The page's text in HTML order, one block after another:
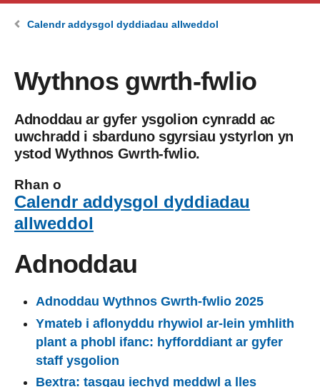
Calendr addysgol dyddiadau allweddol
Wythnos gwrth-fwlio
Adnoddau ar gyfer ysgolion cynradd ac
uwchradd i sbarduno sgyrsiau ystyrlon yn
ystod Wythnos Gwrth-fwlio.
Rhan o
Calendr addysgol dyddiadau
allweddol
Adnoddau
Adnoddau Wythnos Gwrth-fwlio 2025
Ymateb i aflonyddu rhywiol ar-lein ymhlith
plant a phobl ifanc: hyfforddiant ar gyfer
staff ysgolion
Bextra: tasgau iechyd meddwl a lles